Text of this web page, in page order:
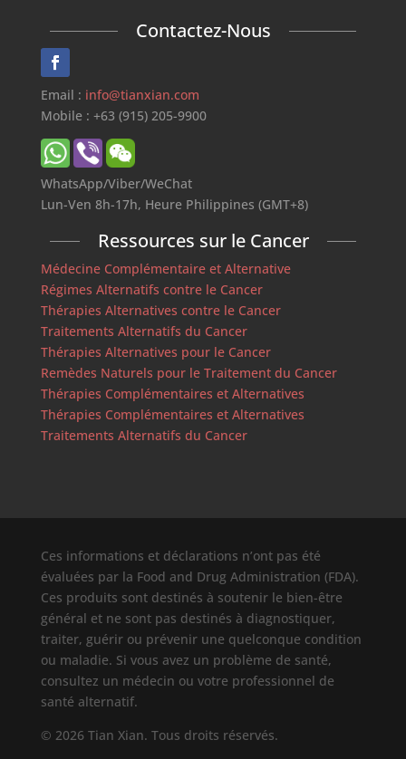
Contactez-Nous
Email : info@tianxian.com
Mobile : +63 (915) 205-9900
WhatsApp/Viber/WeChat
Lun-Ven 8h-17h, Heure Philippines (GMT+8)
Ressources sur le Cancer
Médecine Complémentaire et Alternative
Régimes Alternatifs contre le Cancer
Thérapies Alternatives contre le Cancer
Traitements Alternatifs du Cancer
Thérapies Alternatives pour le Cancer
Remèdes Naturels pour le Traitement du Cancer
Thérapies Complémentaires et Alternatives
Thérapies Complémentaires et Alternatives
Traitements Alternatifs du Cancer
Ces informations et déclarations n’ont pas été
évaluées par la Food and Drug Administration (FDA).
Ces produits sont destinés à soutenir le bien-être
général et ne sont pas destinés à diagnostiquer,
traiter, guérir ou prévenir une quelconque condition
ou maladie. Si vous avez un problème de santé,
consultez un médecin ou votre professionnel de
santé alternatif.
© 2026 Tian Xian. Tous droits réservés.